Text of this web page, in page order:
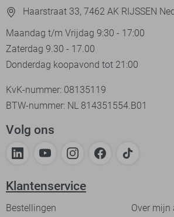
Haarstraat 33, 7462 AK RIJSSEN
Maandag t/m Vrijdag 9:30 - 17:00
Zaterdag 9.30 - 17.00
Donderdag koopavond tot 21:00
KvK-nummer: 08135119
BTW-nummer: NL 814351554.B01
Volg ons
Klantenservice
Bestellingen
Over mijn